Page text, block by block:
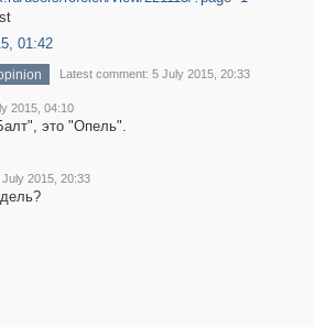
01:42
Latest comment: 5 July 2015, 20:33
2015, 04:10
это "Опель".
July 2015, 20:33